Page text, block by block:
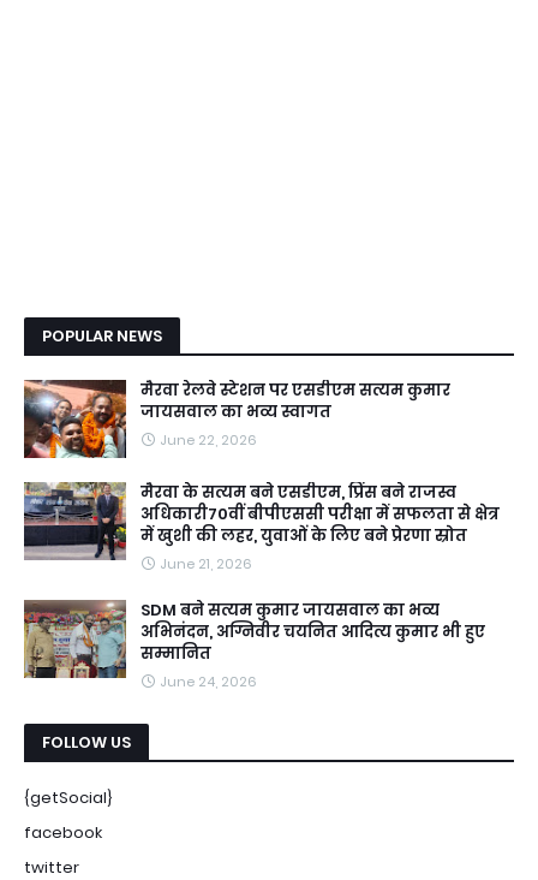
POPULAR NEWS
मैरवा रेलवे स्टेशन पर एसडीएम सत्यम कुमार
जायसवाल का भव्य स्वागत
June 22, 2026
मैरवा के सत्यम बने एसडीएम, प्रिंस बने राजस्व
अधिकारी70वीं बीपीएससी परीक्षा में सफलता से क्षेत्र
में खुशी की लहर, युवाओं के लिए बने प्रेरणा स्रोत
June 21, 2026
SDM बने सत्यम कुमार जायसवाल का भव्य
अभिनंदन, अग्निवीर चयनित आदित्य कुमार भी हुए
सम्मानित
June 24, 2026
FOLLOW US
{getSocial}
facebook
twitter